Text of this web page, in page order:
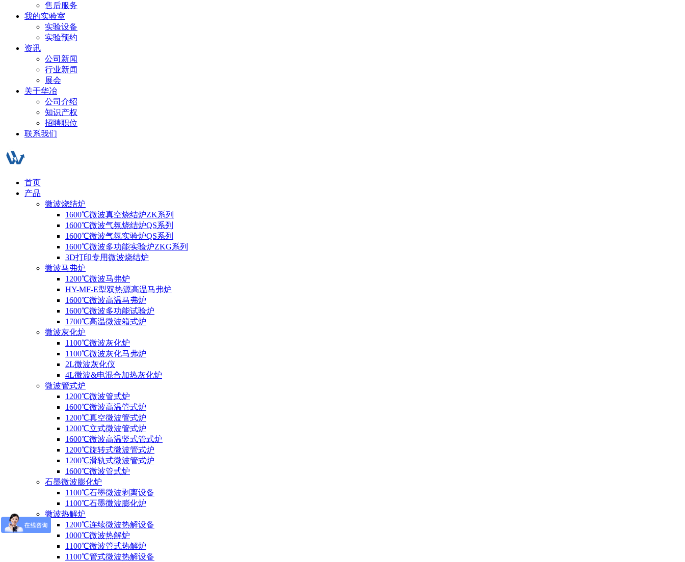
售后服务
我的实验室
实验设备
实验预约
资讯
公司新闻
行业新闻
展会
关于华冶
公司介绍
知识产权
招聘职位
联系我们
首页
产品
微波烧结炉
1600℃微波真空烧结炉ZK系列
1600℃微波气氛烧结炉QS系列
1600℃微波气氛实验炉QS系列
1600℃微波多功能实验炉ZKG系列
3D打印专用微波烧结炉
微波马弗炉
1200℃微波马弗炉
HY-MF-E型双热源高温马弗炉
1600℃微波高温马弗炉
1600℃微波多功能试验炉
1700℃高温微波箱式炉
微波灰化炉
1100℃微波灰化炉
1100℃微波灰化马弗炉
2L微波灰化仪
4L微波&电混合加热灰化炉
微波管式炉
1200℃微波管式炉
1600℃微波高温管式炉
1200℃真空微波管式炉
1200℃立式微波管式炉
1600℃微波高温竖式管式炉
1200℃旋转式微波管式炉
1200℃滑轨式微波管式炉
1600℃微波管式炉
石墨微波膨化炉
1100℃石墨微波剥离设备
1100℃石墨微波膨化炉
微波热解炉
1200℃连续微波热解设备
1000℃微波热解炉
1100℃微波管式热解炉
1100℃管式微波热解设备